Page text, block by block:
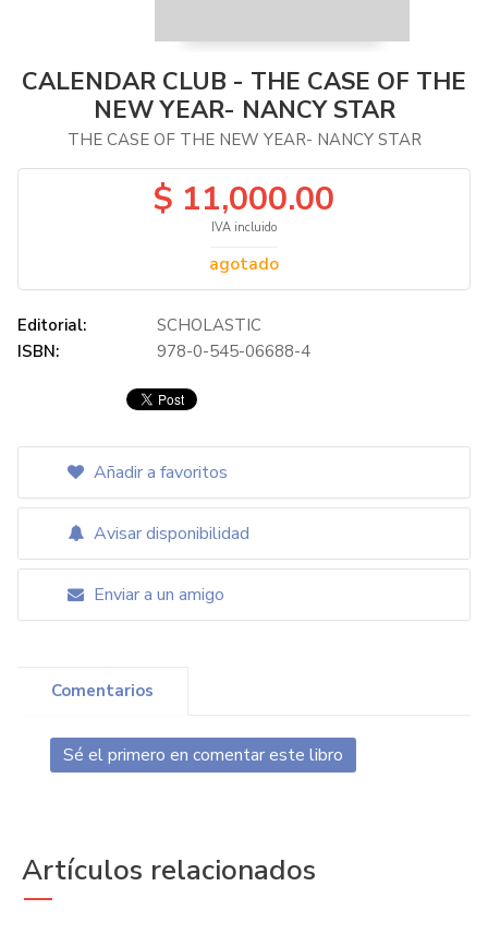
CALENDAR CLUB - THE CASE OF THE
NEW YEAR- NANCY STAR
THE CASE OF THE NEW YEAR- NANCY STAR
$ 11,000.00
IVA incluido
agotado
Editorial:
SCHOLASTIC
ISBN:
978-0-545-06688-4
Añadir a favoritos
Avisar disponibilidad
Enviar a un amigo
Comentarios
Sé el primero en comentar este libro
Artículos relacionados